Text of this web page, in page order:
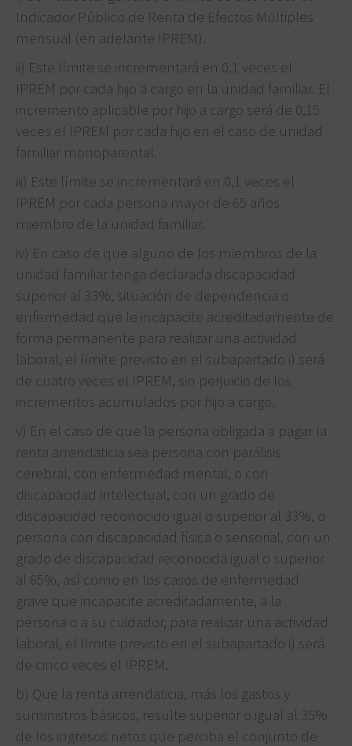
Indicador Público de Renta de Efectos Múltiples
mensual (en adelante IPREM).
ii) Este límite se incrementará en 0,1 veces el
IPREM por cada hijo a cargo en la unidad familiar. El
incremento aplicable por hijo a cargo será de 0,15
veces el IPREM por cada hijo en el caso de unidad
familiar monoparental.
iii) Este límite se incrementará en 0,1 veces el
IPREM por cada persona mayor de 65 años
miembro de la unidad familiar.
iv) En caso de que alguno de los miembros de la
unidad familiar tenga declarada discapacidad
superior al 33%, situación de dependencia o
enfermedad que le incapacite acreditadamente de
forma permanente para realizar una actividad
laboral, el límite previsto en el subapartado i) será
de cuatro veces el IPREM, sin perjuicio de los
incrementos acumulados por hijo a cargo.
v) En el caso de que la persona obligada a pagar la
renta arrendaticia sea persona con parálisis
cerebral, con enfermedad mental, o con
discapacidad intelectual, con un grado de
discapacidad reconocido igual o superior al 33%, o
persona con discapacidad física o sensorial, con un
grado de discapacidad reconocida igual o superior
al 65%, así como en los casos de enfermedad
grave que incapacite acreditadamente, a la
persona o a su cuidador, para realizar una actividad
laboral, el límite previsto en el subapartado i) será
de cinco veces el IPREM.
b) Que la renta arrendaticia, más los gastos y
suministros básicos, resulte superior o igual al 35%
de los ingresos netos que perciba el conjunto de